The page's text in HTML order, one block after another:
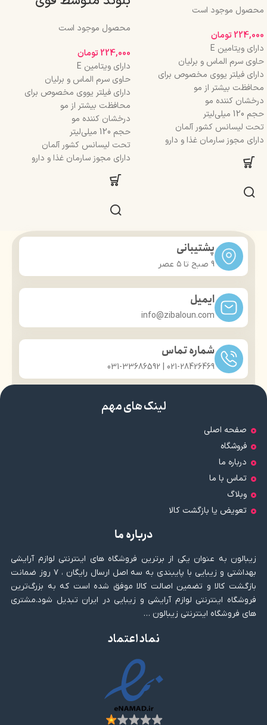
محصول موجود است
224,000تومان
دارای ویتامین E
حاوی سرم الماس و برلیان
دارای فیلتر یووی مخصوص برای
محافظت بیشتر از مو
درخشان کننده مو
حجم 120 میلی‌لیتر
تحت لیسانس کشور آلمان
دارای مجوز سارمان غذا و دارو
محصول موجود است
224,000تومان
دارای ویتامین E
حاوی سرم الماس و برلیان
دارای فیلتر یووی مخصوص برای
محافظت بیشتر از مو
درخشان کننده مو
حجم 120 میلی‌لیتر
تحت لیسانس کشور آلمان
دارای مجوز سارمان غذا و دارو
پشتیبانی
9 صبح تا ۵ عصر
ایمیل
info@zibaloun.com
شماره تماس
021-28426469 | 031-33686592
لینک های مهم
صفحه اصلی
فروشگاه
درباره ما
تماس با ما
وبلاگ
تعویض یا بازگشت کالا
درباره ما
زیبالون به عنوان یکی از برترین فروشگاه های اینترنتی لوازم آرایشی
بهداشتی و زیبایی با پایبندی به سه اصل ارسال رایگان ، ۷ روز ضمانت
بازگشت کالا و تضمین اصالت کالا موفق شده است که به بزرگ‌ترین
فروشگاه اینترنتی لوازم آرایشی و زیبایی در ایران تبدیل شود.مشتری
های فروشگاه اینترنتی زیبالون …
نماد اعتماد